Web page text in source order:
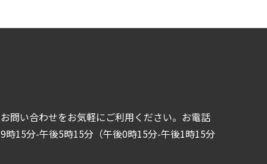
問い合わせをお気軽にご利用ください。お電話
時15分-午後5時15分（午後0時15分-午後1時15分